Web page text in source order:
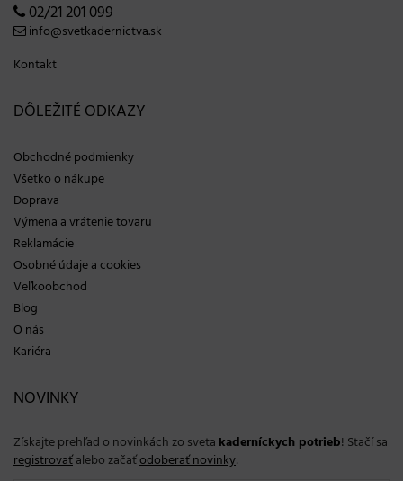
02/21 201 099
info@svetkadernictva.sk
Kontakt
DÔLEŽITÉ ODKAZY
Obchodné podmienky
Všetko o nákupe
Doprava
Výmena a vrátenie tovaru
Reklamácie
Osobné údaje a cookies
Veľkoobchod
Blog
O nás
Kariéra
NOVINKY
Získajte prehľad o novinkách zo sveta kaderníckych potrieb! Stačí sa
registrovaťalebo začaťodoberať novinky: